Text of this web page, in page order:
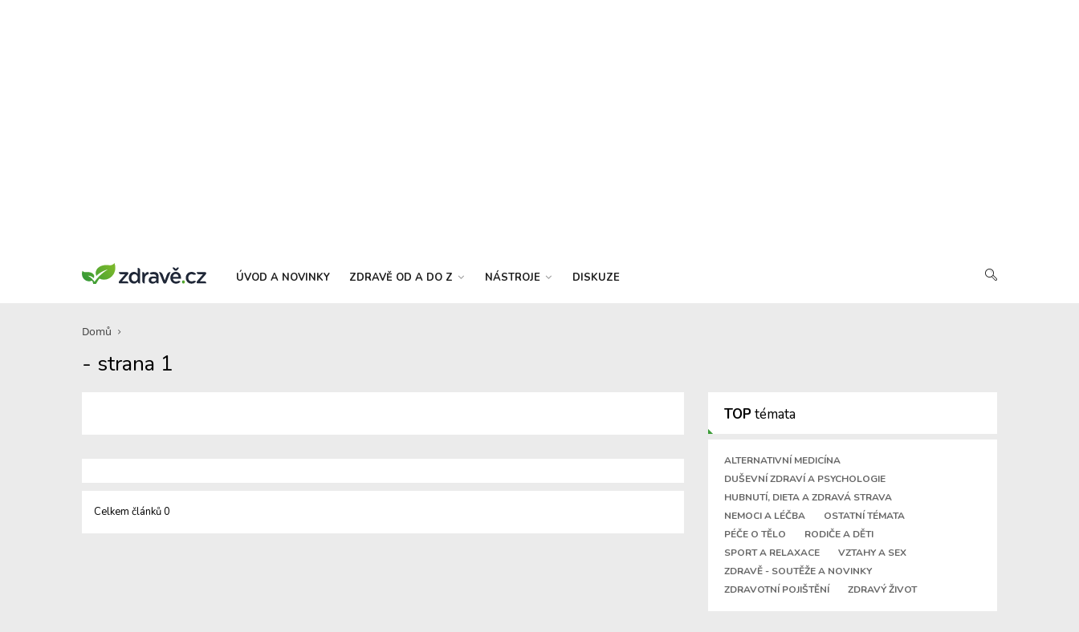
ÚVOD A NOVINKY ZDRAVĚ OD A DO Z NÁSTROJE DISKUZE
Domů
- strana 1
Celkem článků 0
TOPtémata
ALTERNATIVNÍ MEDICÍNA
DUŠEVNÍ ZDRAVÍ A PSYCHOLOGIE
HUBNUTÍ, DIETA A ZDRAVÁ STRAVA
NEMOCI A LÉČBA
OSTATNÍ TÉMATA
PÉČE O TĚLO
RODIČE A DĚTI
SPORT A RELAXACE
VZTAHY A SEX
ZDRAVĚ - SOUTĚŽE A NOVINKY
ZDRAVOTNÍ POJIŠTĚNÍ
ZDRAVÝ ŽIVOT